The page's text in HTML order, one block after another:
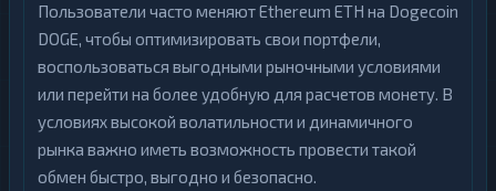
Пользователи часто меняют Ethereum ETH на Dogecoin
DOGE, чтобы оптимизировать свои портфели,
воспользоваться выгодными рыночными условиями
или перейти на более удобную для расчетов монету. В
условиях высокой волатильности и динамичного
рынка важно иметь возможность провести такой
обмен быстро, выгодно и безопасно.